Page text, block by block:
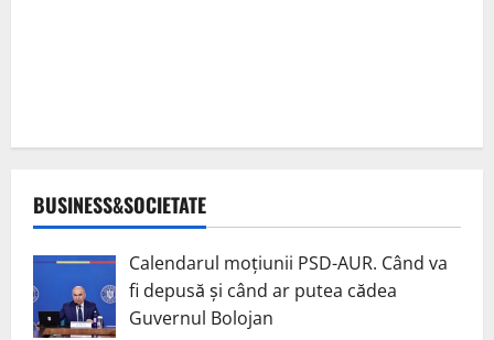
BUSINESS&SOCIETATE
Calendarul moțiunii PSD-AUR. Când va
fi depusă și când ar putea cădea
Guvernul Bolojan